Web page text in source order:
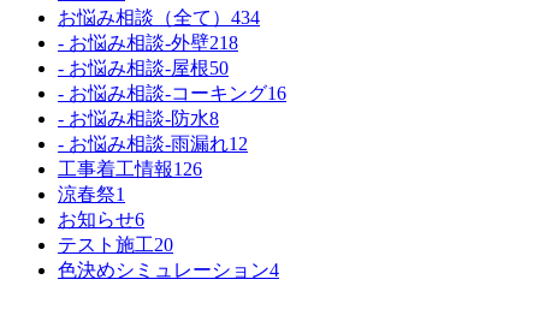
お悩み相談（全て） 434
- お悩み相談-外壁218
- お悩み相談-屋根50
- お悩み相談-コーキング16
- お悩み相談-防水8
- お悩み相談-雨漏れ12
工事着工情報126
涼春祭1
お知らせ6
テスト施工20
色決めシミュレーション4